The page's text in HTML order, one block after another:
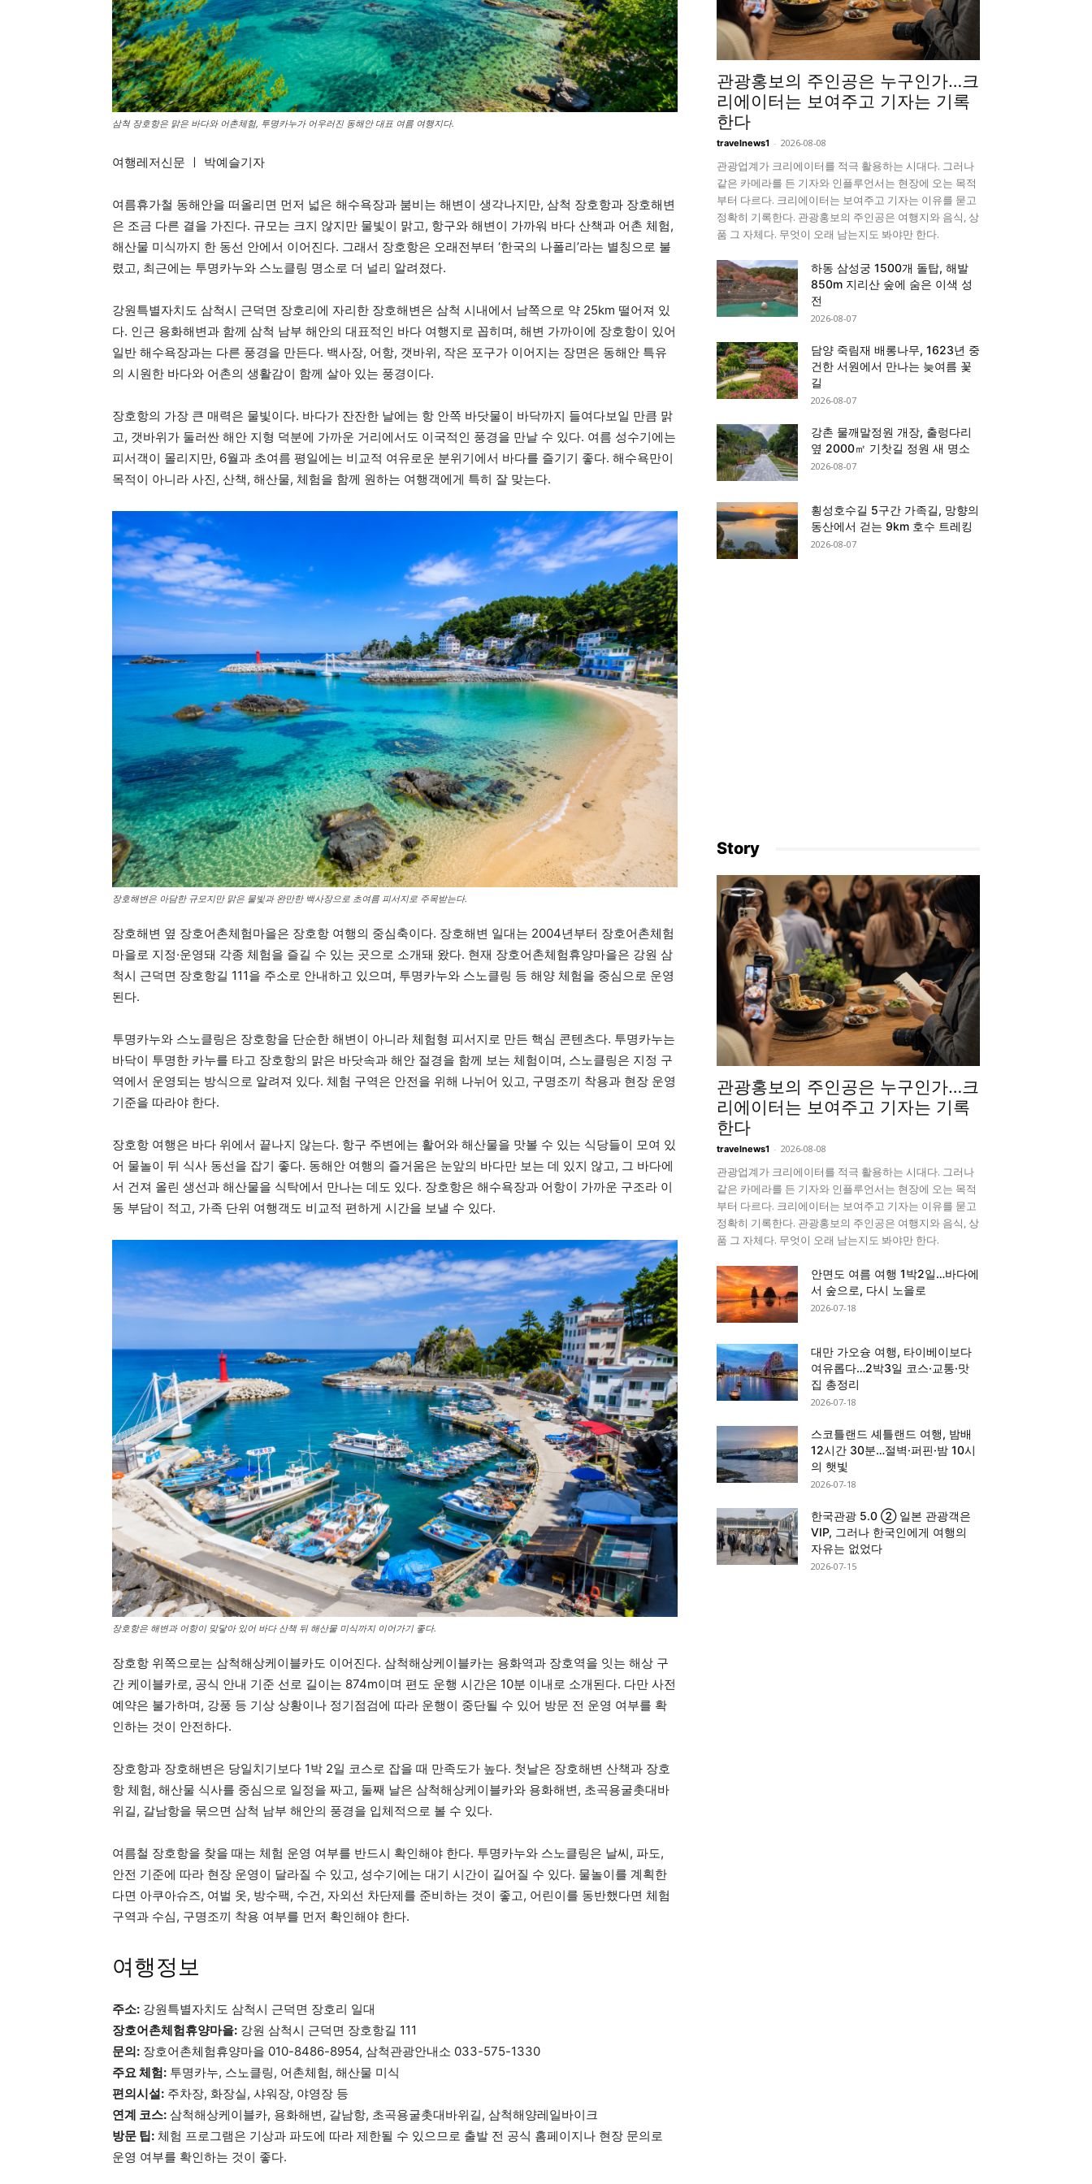
삼척 장호항은 맑은 바다와 어촌체험, 투명카누가 어우러진 동해안 대표 여름 여행지다.
여행레저신문 ㅣ 박예슬기자
여름휴가철 동해안을 떠올리면 먼저 넓은 해수욕장과 붐비는 해변이 생각나지만, 삼척 장호항과 장호해변
은 조금 다른 결을 가진다. 규모는 크지 않지만 물빛이 맑고, 항구와 해변이 가까워 바다 산책과 어촌 체험,
해산물 미식까지 한 동선 안에서 이어진다. 그래서 장호항은 오래전부터 ‘한국의 나폴리’라는 별칭으로 불
렸고, 최근에는 투명카누와 스노클링 명소로 더 널리 알려졌다.
강원특별자치도 삼척시 근덕면 장호리에 자리한 장호해변은 삼척 시내에서 남쪽으로 약 25km 떨어져 있
다. 인근 용화해변과 함께 삼척 남부 해안의 대표적인 바다 여행지로 꼽히며, 해변 가까이에 장호항이 있어
일반 해수욕장과는 다른 풍경을 만든다. 백사장, 어항, 갯바위, 작은 포구가 이어지는 장면은 동해안 특유
의 시원한 바다와 어촌의 생활감이 함께 살아 있는 풍경이다.
장호항의 가장 큰 매력은 물빛이다. 바다가 잔잔한 날에는 항 안쪽 바닷물이 바닥까지 들여다보일 만큼 맑
고, 갯바위가 둘러싼 해안 지형 덕분에 가까운 거리에서도 이국적인 풍경을 만날 수 있다. 여름 성수기에는
피서객이 몰리지만, 6월과 초여름 평일에는 비교적 여유로운 분위기에서 바다를 즐기기 좋다. 해수욕만이
목적이 아니라 사진, 산책, 해산물, 체험을 함께 원하는 여행객에게 특히 잘 맞는다.
장호해변은 아담한 규모지만 맑은 물빛과 완만한 백사장으로 초여름 피서지로 주목받는다.
장호해변 옆 장호어촌체험마을은 장호항 여행의 중심축이다. 장호해변 일대는 2004년부터 장호어촌체험
마을로 지정·운영돼 각종 체험을 즐길 수 있는 곳으로 소개돼 왔다. 현재 장호어촌체험휴양마을은 강원 삼
척시 근덕면 장호항길 111을 주소로 안내하고 있으며, 투명카누와 스노클링 등 해양 체험을 중심으로 운영
된다.
투명카누와 스노클링은 장호항을 단순한 해변이 아니라 체험형 피서지로 만든 핵심 콘텐츠다. 투명카누는
바닥이 투명한 카누를 타고 장호항의 맑은 바닷속과 해안 절경을 함께 보는 체험이며, 스노클링은 지정 구
역에서 운영되는 방식으로 알려져 있다. 체험 구역은 안전을 위해 나뉘어 있고, 구명조끼 착용과 현장 운영
기준을 따라야 한다.
장호항 여행은 바다 위에서 끝나지 않는다. 항구 주변에는 활어와 해산물을 맛볼 수 있는 식당들이 모여 있
어 물놀이 뒤 식사 동선을 잡기 좋다. 동해안 여행의 즐거움은 눈앞의 바다만 보는 데 있지 않고, 그 바다에
서 건져 올린 생선과 해산물을 식탁에서 만나는 데도 있다. 장호항은 해수욕장과 어항이 가까운 구조라 이
동 부담이 적고, 가족 단위 여행객도 비교적 편하게 시간을 보낼 수 있다.
장호항은 해변과 어항이 맞닿아 있어 바다 산책 뒤 해산물 미식까지 이어가기 좋다.
장호항 위쪽으로는 삼척해상케이블카도 이어진다. 삼척해상케이블카는 용화역과 장호역을 잇는 해상 구
간 케이블카로, 공식 안내 기준 선로 길이는 874m이며 편도 운행 시간은 10분 이내로 소개된다. 다만 사전
예약은 불가하며, 강풍 등 기상 상황이나 정기점검에 따라 운행이 중단될 수 있어 방문 전 운영 여부를 확
인하는 것이 안전하다.
장호항과 장호해변은 당일치기보다 1박 2일 코스로 잡을 때 만족도가 높다. 첫날은 장호해변 산책과 장호
항 체험, 해산물 식사를 중심으로 일정을 짜고, 둘째 날은 삼척해상케이블카와 용화해변, 초곡용굴촛대바
위길, 갈남항을 묶으면 삼척 남부 해안의 풍경을 입체적으로 볼 수 있다.
여름철 장호항을 찾을 때는 체험 운영 여부를 반드시 확인해야 한다. 투명카누와 스노클링은 날씨, 파도,
안전 기준에 따라 현장 운영이 달라질 수 있고, 성수기에는 대기 시간이 길어질 수 있다. 물놀이를 계획한
다면 아쿠아슈즈, 여벌 옷, 방수팩, 수건, 자외선 차단제를 준비하는 것이 좋고, 어린이를 동반했다면 체험
구역과 수심, 구명조끼 착용 여부를 먼저 확인해야 한다.
여행정보
주소: 강원특별자치도 삼척시 근덕면 장호리 일대
장호어촌체험휴양마을: 강원 삼척시 근덕면 장호항길 111
문의: 장호어촌체험휴양마을 010-8486-8954, 삼척관광안내소 033-575-1330
주요 체험: 투명카누, 스노클링, 어촌체험, 해산물 미식
편의시설: 주차장, 화장실, 샤워장, 야영장 등
연계 코스: 삼척해상케이블카, 용화해변, 갈남항, 초곡용굴촛대바위길, 삼척해양레일바이크
방문 팁: 체험 프로그램은 기상과 파도에 따라 제한될 수 있으므로 출발 전 공식 홈페이지나 현장 문의로
운영 여부를 확인하는 것이 좋다.
관광홍보의 주인공은 누구인가…크
리에이터는 보여주고 기자는 기록
한다
travelnews1 - 2026-08-08
관광업계가 크리에이터를 적극 활용하는 시대다. 그러나
같은 카메라를 든 기자와 인플루언서는 현장에 오는 목적
부터 다르다. 크리에이터는 보여주고 기자는 이유를 묻고
정확히 기록한다. 관광홍보의 주인공은 여행지와 음식, 상
품 그 자체다. 무엇이 오래 남는지도 봐야만 한다.
하동 삼성궁 1500개 돌탑, 해발
850m 지리산 숲에 숨은 이색 성
전
2026-08-07
담양 죽림재 배롱나무, 1623년 중
건한 서원에서 만나는 늦여름 꽃
길
2026-08-07
강촌 물깨말정원 개장, 출렁다리
옆 2000㎡ 기찻길 정원 새 명소
2026-08-07
횡성호수길 5구간 가족길, 망향의
동산에서 걷는 9km 호수 트레킹
2026-08-07
Story
관광홍보의 주인공은 누구인가…크
리에이터는 보여주고 기자는 기록
한다
travelnews1 - 2026-08-08
관광업계가 크리에이터를 적극 활용하는 시대다. 그러나
같은 카메라를 든 기자와 인플루언서는 현장에 오는 목적
부터 다르다. 크리에이터는 보여주고 기자는 이유를 묻고
정확히 기록한다. 관광홍보의 주인공은 여행지와 음식, 상
품 그 자체다. 무엇이 오래 남는지도 봐야만 한다.
안면도 여름 여행 1박2일…바다에
서 숲으로, 다시 노을로
2026-07-18
대만 가오슝 여행, 타이베이보다
여유롭다…2박3일 코스·교통·맛
집 총정리
2026-07-18
스코틀랜드 셰틀랜드 여행, 밤배
12시간 30분…절벽·퍼핀·밤 10시
의 햇빛
2026-07-18
한국관광 5.0 ② 일본 관광객은
VIP, 그러나 한국인에게 여행의
자유는 없었다
2026-07-15